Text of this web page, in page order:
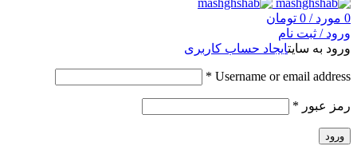
0 مورد /
0 تومان
ورود / ثبت نام
ورود به سایتایجاد حساب کاربری
Username or email address
*
رمز عبور *
ورود